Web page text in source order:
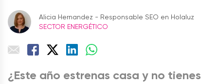
Alicia Hernandez - Responsable SEO en Holaluz
SECTOR ENERGÉTICO
¿Este año estrenas casa y no tienes